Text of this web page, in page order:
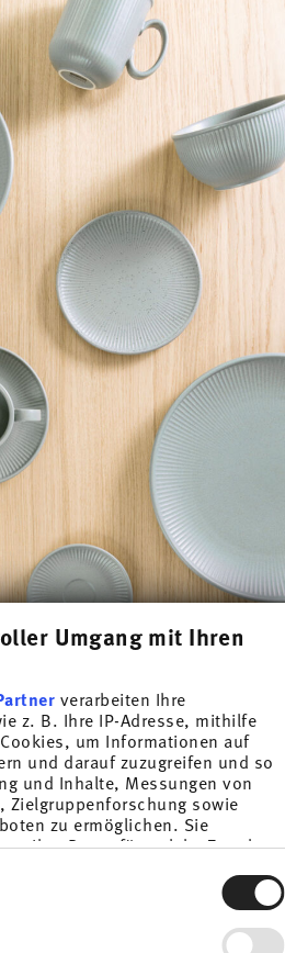
Umgang mit Ihren
verarbeiten Ihre
z. B. Ihre IP-Adresse, mithilfe
um Informationen auf
und darauf zuzugreifen und so
und Inhalte, Messungen von
Zielgruppenforschung sowie
zu ermöglichen. Sie
Ihre Daten für welche Zwecke
Klicken auf das Privacy
widerrufen
9 Produkten angesehen
das moderne
in Dunkelgrau